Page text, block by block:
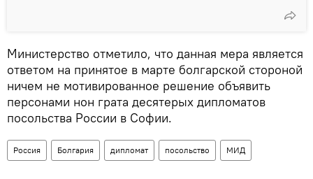
Министерство отметило, что данная мера является
ответом на принятое в марте болгарской стороной
ничем не мотивированное решение объявить
персонами нон грата десятерых дипломатов
посольства России в Софии.
Россия Болгария дипломат посольство МИД